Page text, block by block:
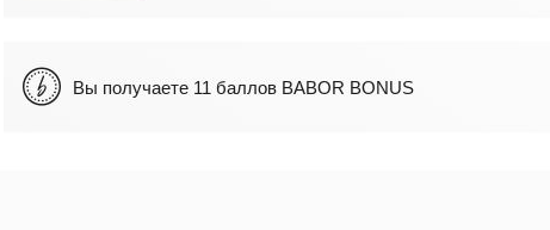
Вы получаете 11 баллов BABOR BONUS